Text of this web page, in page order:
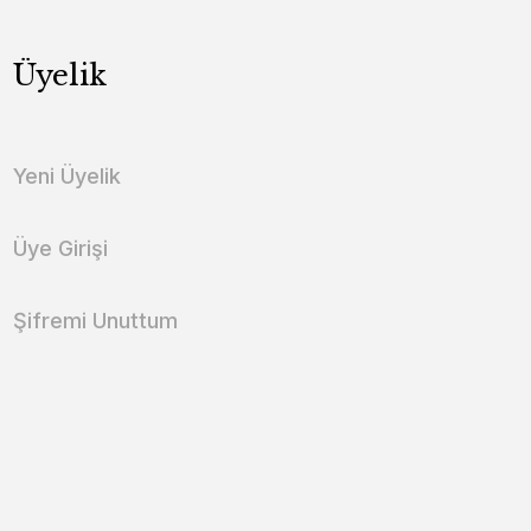
Üyelik
Yeni Üyelik
Üye Girişi
Şifremi Unuttum